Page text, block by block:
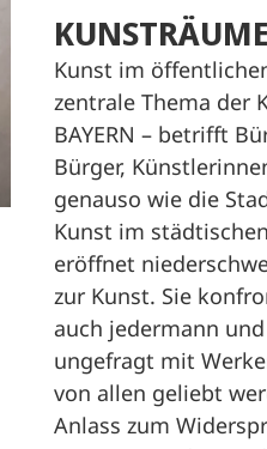
Kunst im
zentrale Thema der
BAYERN – betrifft
Bürger,
genauso wie die
Kunst im
eröffnet
zur Kunst. Sie
auch jedermann
ungefragt mit
von allen geliebt
Anlass zum